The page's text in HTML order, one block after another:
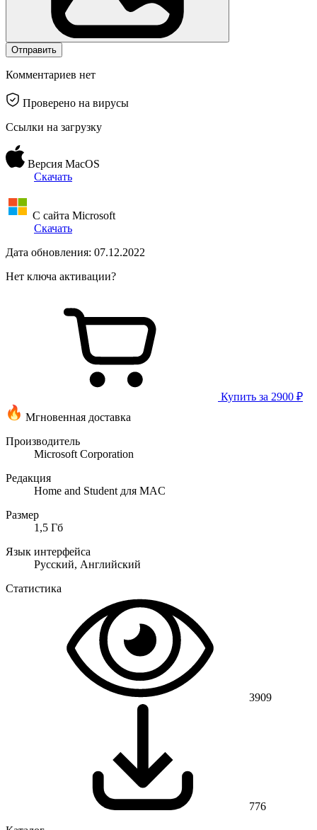
Отправить
Комментариев нет
Проверено на вирусы
Ссылки на загрузку
Версия MacOS
Скачать
С сайта Microsoft
Скачать
Дата обновления: 07.12.2022
Нет ключа активации?
Купить за 2900 ₽
Мгновенная доставка
Производитель
Microsoft Corporation
Редакция
Home and Student для MAC
Размер
1,5 Гб
Язык интерфейса
Русский, Английский
Статистика
3909
776